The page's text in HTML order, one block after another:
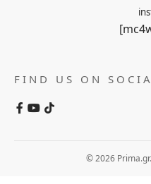
FIND US ON
© 2026